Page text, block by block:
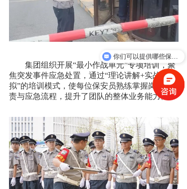
集团组织开展“最小作战单元”专项培训，聚
焦突发事件应急处置，通过“理论讲解+实战模
拟”的培训模式，使每位保安员熟练掌握岗位职
责与应急流程，提升了团队的整体业务能力。
你们可以提供哪些保安服务？
你们是怎么合作的？